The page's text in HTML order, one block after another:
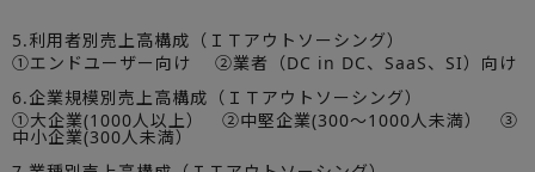
5.利用者別売上高構成（ＩＴアウトソーシング）
①エンドユーザー向け ②業者（DC in DC、SaaS、SI）向け
6.企業規模別売上高構成（ＩＴアウトソーシング）
①大企業(1000人以上） ②中堅企業(300～1000人未満） ③
中小企業(300人未満）